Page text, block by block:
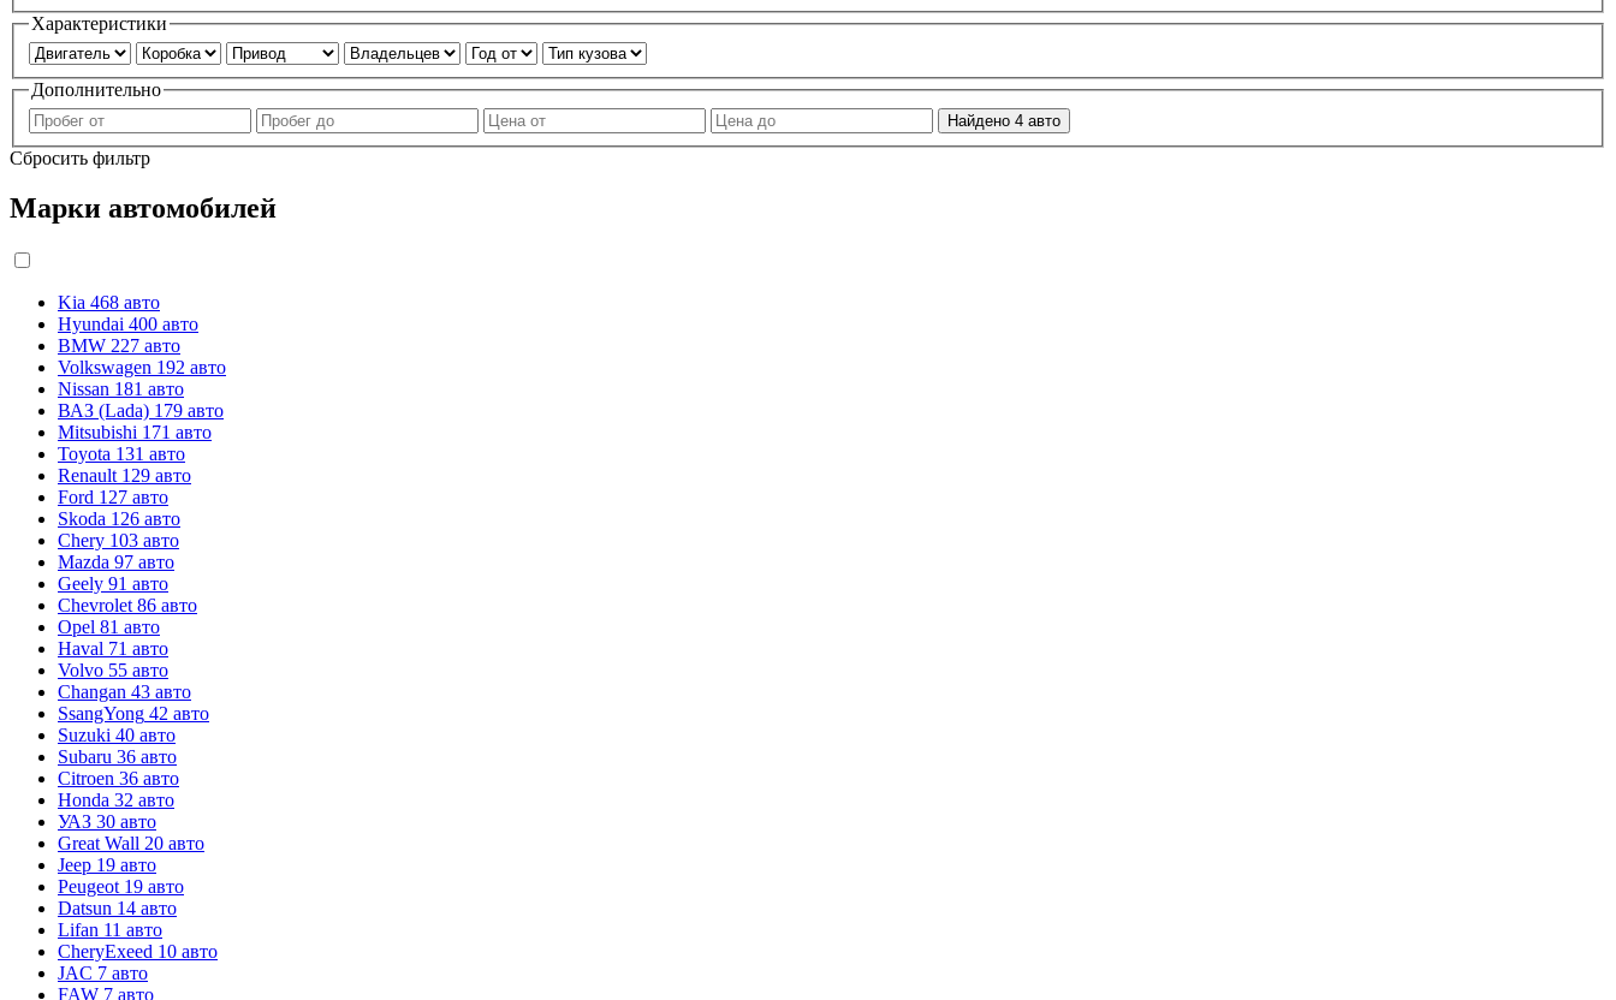
Характеристики
Дополнительно
Найдено 4 авто
Сбросить фильтр
Марки автомобилей
Kia 468 авто
Hyundai 400 авто
BMW 227 авто
Volkswagen 192 авто
Nissan 181 авто
ВАЗ (Lada) 179 авто
Mitsubishi 171 авто
Toyota 131 авто
Renault 129 авто
Ford 127 авто
Skoda 126 авто
Chery 103 авто
Mazda 97 авто
Geely 91 авто
Chevrolet 86 авто
Opel 81 авто
Haval 71 авто
Volvo 55 авто
Changan 43 авто
SsangYong 42 авто
Suzuki 40 авто
Subaru 36 авто
Citroen 36 авто
Honda 32 авто
УАЗ 30 авто
Great Wall 20 авто
Jeep 19 авто
Peugeot 19 авто
Datsun 14 авто
Lifan 11 авто
CheryExeed 10 авто
JAC 7 авто
FAW 7 авто